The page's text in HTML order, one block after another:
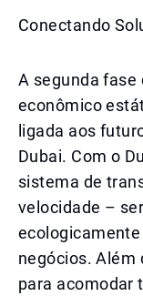
Conectando
A segunda fase
econômico
ligada aos
Dubai. Com o
sistema de
velocidade –
negócios. Além
para acomodar